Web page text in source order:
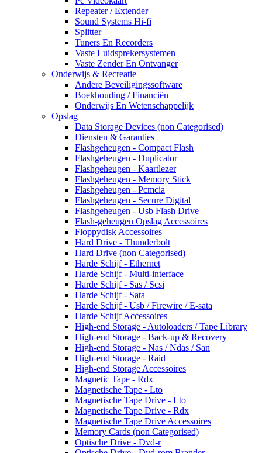
Repeater / Extender
Sound Systems Hi-fi
Splitter
Tuners En Recorders
Vaste Luidsprekersystemen
Vaste Zender En Ontvanger
Onderwijs & Recreatie
Andere Beveiligingssoftware
Boekhouding / Financiën
Onderwijs En Wetenschappelijk
Opslag
Data Storage Devices (non Categorised)
Diensten & Garanties
Flashgeheugen - Compact Flash
Flashgeheugen - Duplicator
Flashgeheugen - Kaartlezer
Flashgeheugen - Memory Stick
Flashgeheugen - Pcmcia
Flashgeheugen - Secure Digital
Flashgeheugen - Usb Flash Drive
Flash-geheugen Opslag Accessoires
Floppydisk Accessoires
Hard Drive - Thunderbolt
Hard Drive (non Categorised)
Harde Schijf - Ethernet
Harde Schijf - Multi-interface
Harde Schijf - Sas / Scsi
Harde Schijf - Sata
Harde Schijf - Usb / Firewire / E-sata
Harde Schijf Accessoires
High-end Storage - Autoloaders / Tape Library
High-end Storage - Back-up & Recovery
High-end Storage - Nas / Ndas / San
High-end Storage - Raid
High-end Storage Accessoires
Magnetic Tape - Rdx
Magnetische Tape - Lto
Magnetische Tape Drive - Lto
Magnetische Tape Drive - Rdx
Magnetische Tape Drive Accessoires
Memory Cards (non Categorised)
Optische Drive - Dvd-r